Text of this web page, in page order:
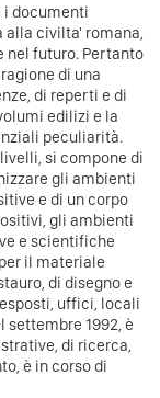
i documenti
civilta' romana,
nel futuro. Pertanto
di una
di reperti e di
edilizi e la
peculiarità.
si compone di
gli ambienti
e di un corpo
gli ambienti
e scientifiche
il materiale
di disegno e
uffici, locali
1992, è
di ricerca,
è in corso di